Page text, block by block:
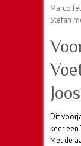
Marco
Stefan
Dit
keer een
Met de